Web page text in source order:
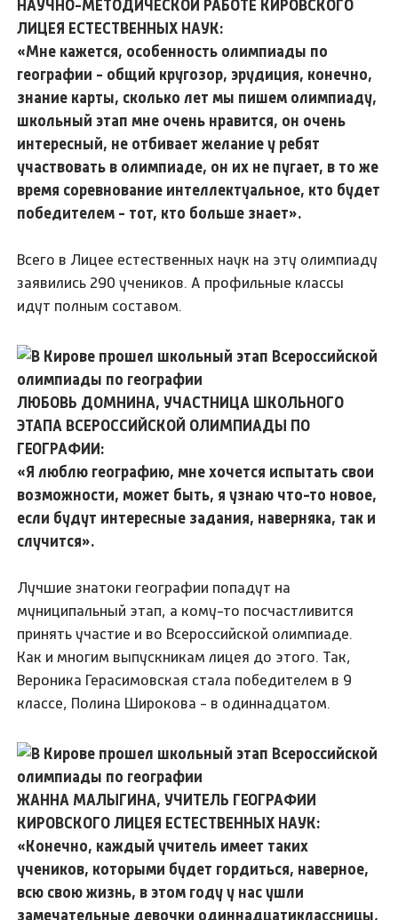
НАУЧНО-МЕТОДИЧЕСКОЙ РАБОТЕ КИРОВСКОГО
ЛИЦЕЯ ЕСТЕСТВЕННЫХ НАУК:
«Мне кажется, особенность олимпиады по
географии - общий кругозор, эрудиция, конечно,
знание карты, сколько лет мы пишем олимпиаду,
школьный этап мне очень нравится, он очень
интересный, не отбивает желание у ребят
участвовать в олимпиаде, он их не пугает, в то же
время соревнование интеллектуальное, кто будет
победителем - тот, кто больше знает».
Всего в Лицее естественных наук на эту олимпиаду
заявились 290 учеников. А профильные классы
идут полным составом.
ЛЮБОВЬ ДОМНИНА, УЧАСТНИЦА ШКОЛЬНОГО
ЭТАПА ВСЕРОССИЙСКОЙ ОЛИМПИАДЫ ПО
ГЕОГРАФИИ:
«Я люблю географию, мне хочется испытать свои
возможности, может быть, я узнаю что-то новое,
если будут интересные задания, наверняка, так и
случится».
Лучшие знатоки географии попадут на
муниципальный этап, а кому-то посчастливится
принять участие и во Всероссийской олимпиаде.
Как и многим выпускникам лицея до этого. Так,
Вероника Герасимовская стала победителем в 9
классе, Полина Широкова - в одиннадцатом.
ЖАННА МАЛЫГИНА, УЧИТЕЛЬ ГЕОГРАФИИ
КИРОВСКОГО ЛИЦЕЯ ЕСТЕСТВЕННЫХ НАУК:
«Конечно, каждый учитель имеет таких
учеников, которыми будет гордиться, наверное,
всю свою жизнь, в этом году у нас ушли
замечательные девочки одиннадцатиклассницы,